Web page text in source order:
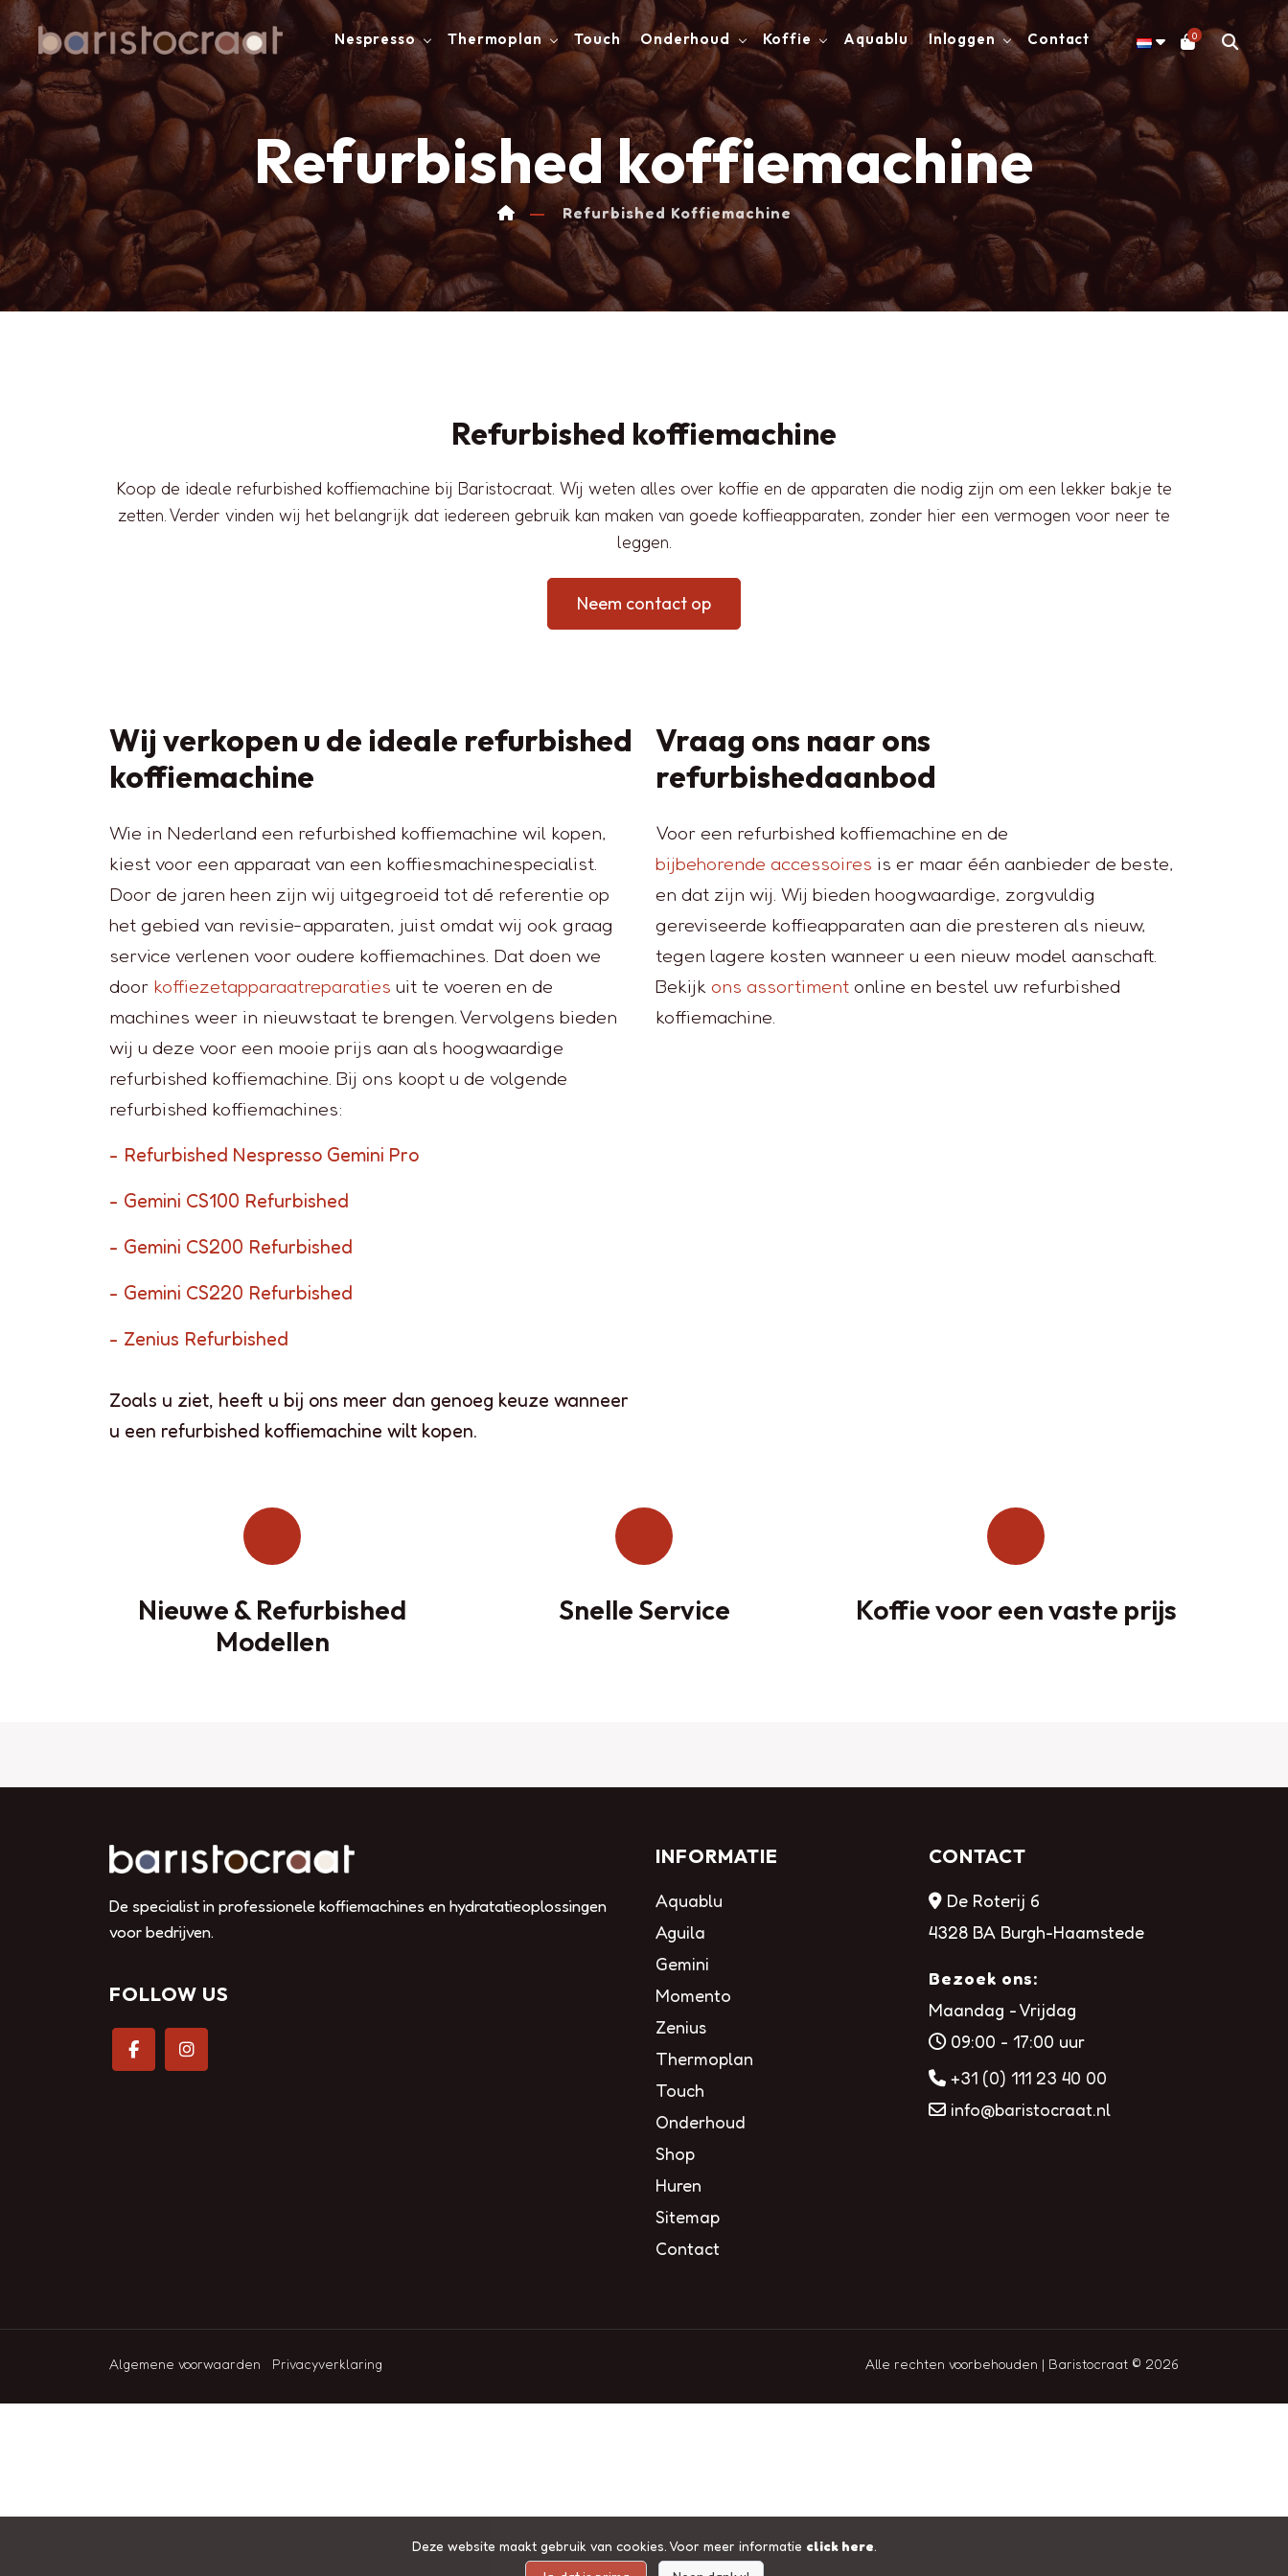
Nespresso Thermoplan Touch Onderhoud Koffie Aquablu Inloggen Contact 0
Refurbished koffiemachine
Refurbished Koffiemachine
Refurbished koffiemachine
Koop de ideale refurbished koffiemachine bij Baristocraat. Wij weten alles over koffie en de apparaten die nodig zijn om een lekker bakje te
zetten. Verder vinden wij het belangrijk dat iedereen gebruik kan maken van goede koffieapparaten, zonder hier een vermogen voor neer te
leggen.
Neem contact op
Wij verkopen u de ideale refurbished
koffiemachine
Wie in Nederland een refurbished koffiemachine wil kopen,
kiest voor een apparaat van een koffiesmachinespecialist.
Door de jaren heen zijn wij uitgegroeid tot dé referentie op
het gebied van revisie-apparaten, juist omdat wij ook graag
service verlenen voor oudere koffiemachines. Dat doen we
door koffiezetapparaatreparaties uit te voeren en de
machines weer in nieuwstaat te brengen. Vervolgens bieden
wij u deze voor een mooie prijs aan als hoogwaardige
refurbished koffiemachine. Bij ons koopt u de volgende
refurbished koffiemachines:
- Refurbished Nespresso Gemini Pro
- Gemini CS100 Refurbished
- Gemini CS200 Refurbished
- Gemini CS220 Refurbished
- Zenius Refurbished
Zoals u ziet, heeft u bij ons meer dan genoeg keuze wanneer
u een refurbished koffiemachine wilt kopen.
Vraag ons naar ons
refurbishedaanbod
Voor een refurbished koffiemachine en de
bijbehorende accessoires is er maar één aanbieder de beste,
en dat zijn wij. Wij bieden hoogwaardige, zorgvuldig
gereviseerde koffieapparaten aan die presteren als nieuw,
tegen lagere kosten wanneer u een nieuw model aanschaft.
Bekijk ons assortiment online en bestel uw refurbished
koffiemachine.
Nieuwe & Refurbished
Modellen
Snelle Service Koffie voor een vaste prijs
De specialist in professionele koffiemachines en hydratatieoplossingen
voor bedrijven.
FOLLOW US
INFORMATIE
Aquablu
Aguila
Gemini
Momento
Zenius
Thermoplan
Touch
Onderhoud
Shop
Huren
Sitemap
Contact
CONTACT
De Roterij 6
4328 BA Burgh-Haamstede
Bezoek ons:
Maandag - Vrijdag
09:00 - 17:00 uur
+31 (0) 111 23 40 00
info@baristocraat.nl
Algemene voorwaarden Privacyverklaring Alle rechten voorbehouden | Baristocraat © 2026
Deze website maakt gebruik van cookies. Voor meer informatie click here.